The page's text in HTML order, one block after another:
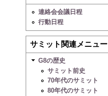
連絡会会議日程
行動日程
サミット関連メニュー
G8の歴史
サミット前史
70年代のサミット
80年代のサミット